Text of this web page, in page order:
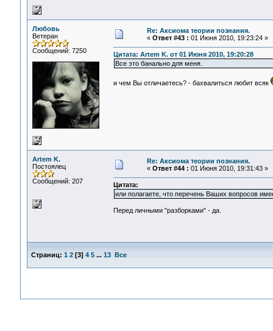
Любовь
Ветеран
Сообщений: 7250
Re: Аксиома теории познания.
« Ответ #43 : 01 Июня 2010, 19:23:24 »
Цитата: Artem K. от 01 Июня 2010, 19:20:28
Все это банально для меня.
и чем Вы отличаетесь? - бахвалиться любит всяк
Artem K.
Постоялец
Сообщений: 207
Re: Аксиома теории познания.
« Ответ #44 : 01 Июня 2010, 19:31:43 »
Цитата:
или полагаете, что перечень Ваших вопросов
Перед личными "разборками" - да.
Страниц: 1 2[3] 4 5 ... 13 Все